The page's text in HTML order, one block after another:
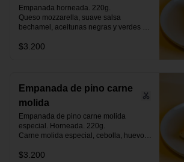
Empanada horneada. 220g.
Queso mozzarella, suave salsa
bechamel, aceitunas negras y verdes
$3.200
Empanada de pino carne
molida
Empanada de pino carne molida
especial. Horneada. 220g.
Carne molida especial, cebolla, huevo,
$3.200